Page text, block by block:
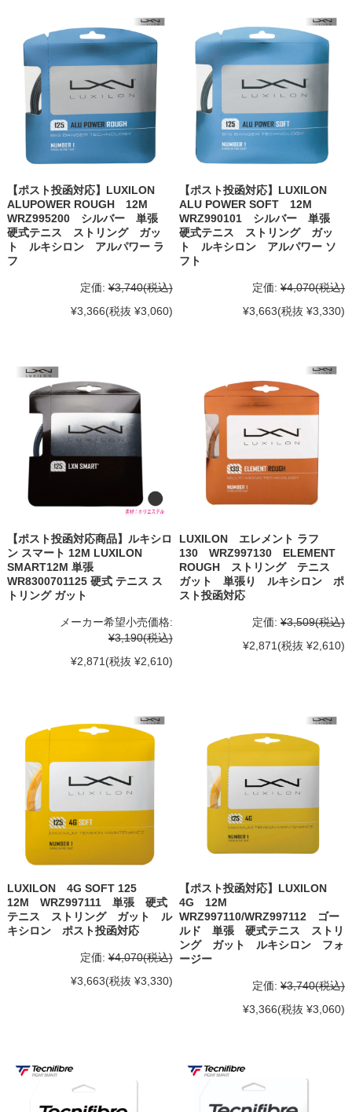
【ポスト投函対応】LUXILON
ALUPOWER ROUGH 12M
WRZ995200 シルバー 単張
硬式テニス ストリング ガッ
ト ルキシロン アルパワー ラ
フ
定価: ¥3,740(税込)
¥3,366(税抜 ¥3,060)
【ポスト投函対応】LUXILON
ALU POWER SOFT 12M
WRZ990101 シルバー 単張
硬式テニス ストリング ガッ
ト ルキシロン アルパワー ソ
フト
定価: ¥4,070(税込)
¥3,663(税抜 ¥3,330)
【ポスト投函対応商品】ルキシロ
ン スマート 12M LUXILON
SMART12M 単張
WR8300701125 硬式 テニス ス
トリング ガット
メーカー希望小売価格:
¥3,190(税込)
¥2,871 (税抜 ¥2,610)
LUXILON エレメント ラフ
130 WRZ997130 ELEMENT
ROUGH ストリング テニス
ガット 単張り ルキシロン ポ
スト投函対応
定価: ¥3,509(税込)
¥2,871 (税抜 ¥2,610)
LUXILON 4G SOFT 125
12M WRZ997111 単張 硬式
テニス ストリング ガット ル
キシロン ポスト投函対応
定価: ¥4,070(税込)
¥3,663(税抜 ¥3,330)
【ポスト投函対応】LUXILON
4G 12M
WRZ997110/WRZ997112 ゴー
ルド 単張 硬式テニス ストリ
ング ガット ルキシロン フォ
ージー
定価: ¥3,740(税込)
¥3,366(税抜 ¥3,060)